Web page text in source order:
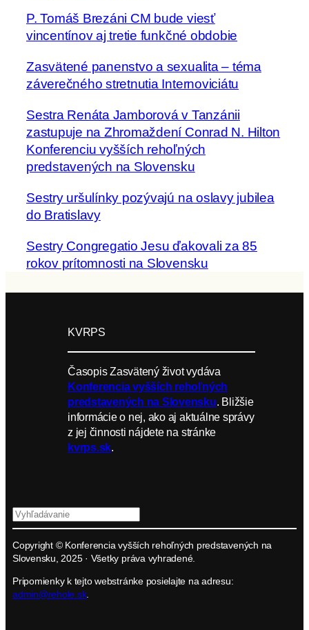
P. Tomáš Brezáni CM bude viesť
vincentínov aj tretie funkčné obdobie
Zasvätené panenstvo a sexualita – téma
záverečného stretnutia Internoviciátu
Sestra Renáta Jamborová v Tanzánii
zastupuje na Zhromaždení Conrad N. Hilton
Konferenciu vyšších rehoľných
predstavených na Slovensku
Sestry uršulínky pozývajú na oslavy jubilea
do Bratislavy
Sestry Congregatio Jesu ďakovali za 85
rokov prítomnosti na Slovensku
KVRPS
Časopis Zasvätený život vydáva
Konferencia vyšších rehoľných
predstavených na Slovensku. Bližšie
informácie o nej, ako aj aktuálne správy
z jej činnosti nájdete na stránke
kvrps.sk.
H
ľ
a
a
ť
Copyright © Konferencia vyšších rehoľných predstavených na
Slovensku, 2025 · Všetky práva vyhradené.
Pripomienky k tejto webstránke posielajte na adresu:
admin@rehole.sk.